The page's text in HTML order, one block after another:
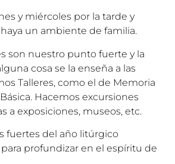
y miércoles por la tarde y
un ambiente de familia.
son nuestro punto fuerte y la
cosa se la enseña a las
Talleres, como el de Memoria
Hacemos excursiones
a exposiciones, museos, etc.
fuertes del año litúrgico
profundizar en el espíritu de